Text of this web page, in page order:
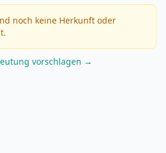
noch keine Herkunft oder
vorschlagen →